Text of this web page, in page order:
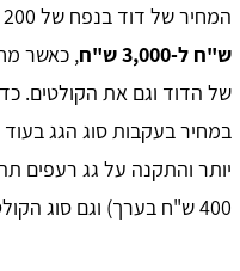
המחיר של דוד בנפח של 200 ליטר, נע ברוב המקרים בין
ש"ח ל-3,000 ש"ח
, כאשר
של הדוד וגם את הקולטים.
במחיר בעקבות סוג הגג
400 ש"ח בערך) וגם סוג הקולטים עשוי להשפיע על המחיר.